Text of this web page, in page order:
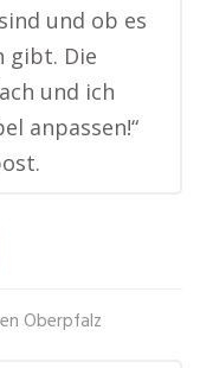
und ob es
gibt. Die
und ich
anpassen!“
Oberpfalz